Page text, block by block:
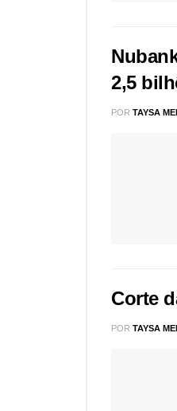
2,5
POR TAYSA
Corte
POR TAYSA